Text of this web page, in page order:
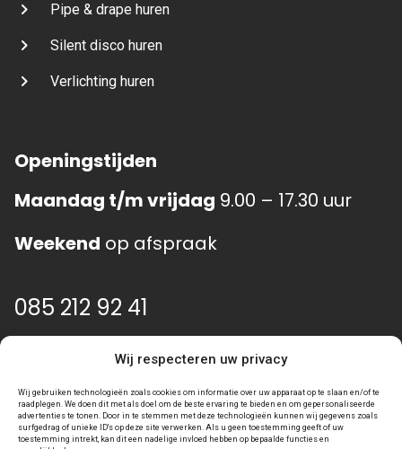
Wij respecteren uw privacy
Wij gebruiken technologieën zoals cookies om informatie over uw apparaat op te slaan en/of te
raadplegen. We doen dit met als doel om de beste ervaring te bieden en om gepersonaliseerde
advertenties te tonen. Door in te stemmen met deze technologieën kunnen wij gegevens zoals
surfgedrag of unieke ID's op deze site verwerken. Als u geen toestemming geeft of uw
toestemming intrekt, kan dit een nadelige invloed hebben op bepaalde functies en
Pipe & drape huren
Silent disco huren
Verlichting huren
Openingstijden
Maandag t/m vrijdag 9.00 – 17.30 uur
Weekend op afspraak
085 212 92 41
info@event-gear.nl